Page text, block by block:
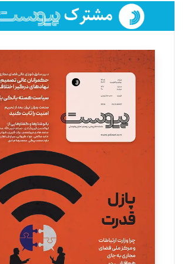
فائزه فتحی رستمی
تحریریه
سروش کرمیان
تحریریه
مینا پاکدل
یسنا امان‌پور
تحریریه
ملینا جعفری